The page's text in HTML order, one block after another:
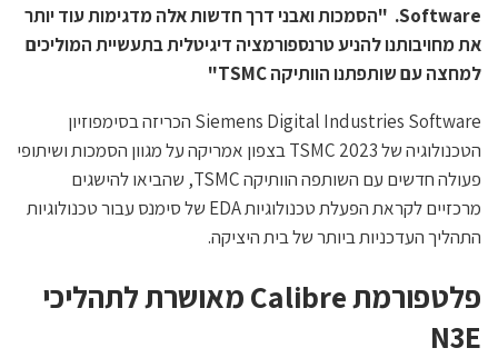
Software. "הסמכות ואבני דרך חדשות אלה מדגימות עוד יותר
את מחויבותנו להניע טרנספורמציה דיגיטלית בתעשיית המוליכים
למחצה עם שותפתנו הוותיקה TSMC"
Siemens Digital Industries Software הכריזה בסימפוזיון
הטכנולוגיה של TSMC 2023 בצפון אמריקה על מגוון הסמכות ושיתופי
פעולה חדשים עם השותפה הוותיקה TSMC, שהביאו להישגים
מרכזיים לקראת הפעלת טכנולוגיות EDA של סימנס עבור טכנולוגיות
התהליך העדכניות ביותר של בית היציקה.
פלטפורמת Calibre מאושרת לתהליכי
N3E